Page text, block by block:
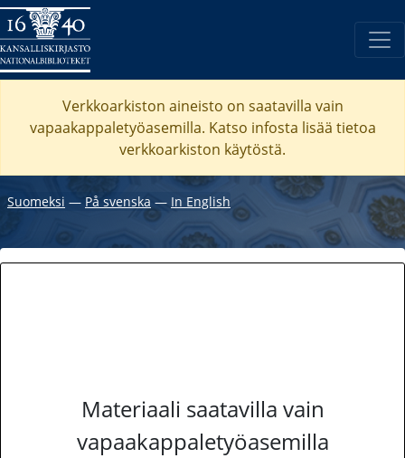
Verkkoarkiston aineisto on saatavilla vain
vapaakappaletyöasemilla. Katso infosta lisää tietoa
verkkoarkiston käytöstä.
Suomeksi ― På svenska ― In English
Materiaali saatavilla vain
vapaakappaletyöasemilla